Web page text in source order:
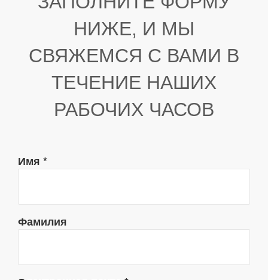
НИЖЕ, И МЫ
СВЯЖЕМСЯ С ВАМИ В
ТЕЧЕНИЕ НАШИХ
РАБОЧИХ ЧАСОВ
Имя *
Фамилия